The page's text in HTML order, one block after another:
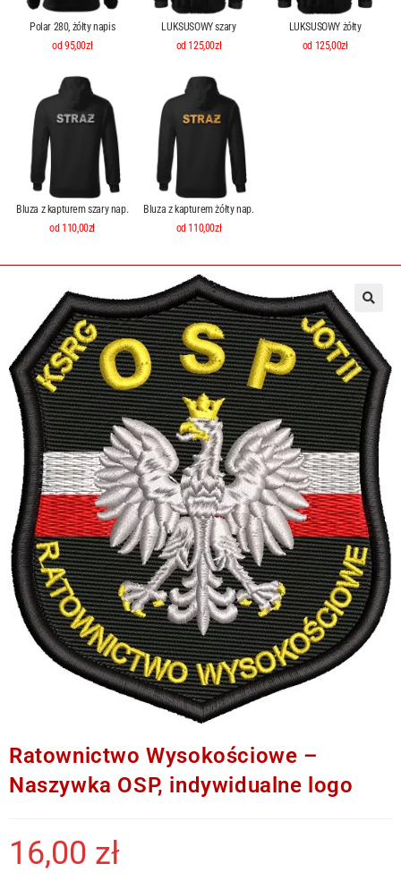
Polar 280, żółty napis
od 95,00zł
LUKSUSOWY szary
od 125,00zł
LUKSUSOWY żółty
od 125,00zł
Bluza z kapturem szary nap.
od 110,00zł
Bluza z kapturem żółty nap.
od 110,00zł
Ratownictwo Wysokościowe –
Naszywka OSP, indywidualne logo
16,00 zł